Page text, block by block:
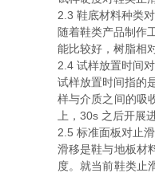
2.3 鞋底材料种类
随着鞋类产品制作
能比较好，树脂相
2.4 试样放置时间
试样放置时间指的
样与介质之间的吸
上，30s 之后开展
2.5 标准面板对止
滑移是鞋与地板材
度。就当前鞋类止